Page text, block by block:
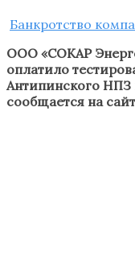
Банкротство
ООО «СОКАР
оплатило
Антипинского НПЗ
сообщается на